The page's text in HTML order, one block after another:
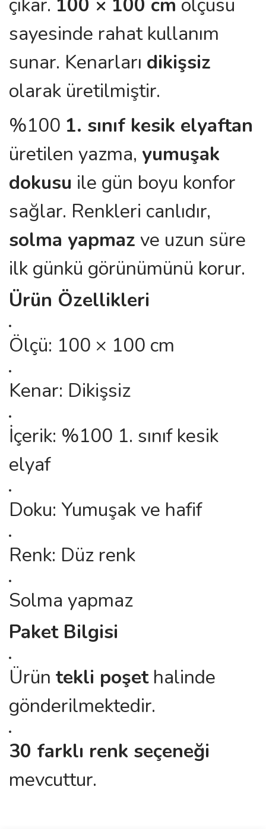
sayesinde rahat kullanım
sunar. Kenarları dikişsiz
olarak üretilmiştir.
%100 1. sınıf kesik elyaftan
üretilen yazma, yumuşak
dokusu ile gün boyu konfor
sağlar. Renkleri canlıdır,
solma yapmaz ve uzun süre
ilk günkü görünümünü korur.
Ürün Özellikleri
Ölçü: 100 × 100 cm
Kenar: Dikişsiz
İçerik: %100 1. sınıf kesik
elyaf
Doku: Yumuşak ve hafif
Renk: Düz renk
Solma yapmaz
Paket Bilgisi
Ürün tekli poşethalinde
gönderilmektedir.
30 farklı renk seçeneği
mevcuttur.